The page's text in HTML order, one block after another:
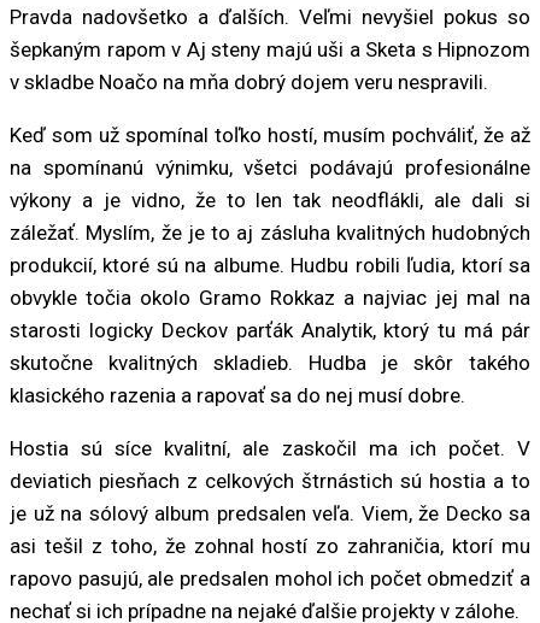
Pravda nadovšetko a ďalších. Veľmi nevyšiel pokus so
šepkaným rapom v Aj steny majú uši a Sketa s Hipnozom
v skladbe Noačo na mňa dobrý dojem veru nespravili.
Keď som už spomínal toľko hostí, musím pochváliť, že až
na spomínanú výnimku, všetci podávajú profesionálne
výkony a je vidno, že to len tak neodflákli, ale dali si
záležať. Myslím, že je to aj zásluha kvalitných hudobných
produkcií, ktoré sú na albume. Hudbu robili ľudia, ktorí sa
obvykle točia okolo Gramo Rokkaz a najviac jej mal na
starosti logicky Deckov parťák Analytik, ktorý tu má pár
skutočne kvalitných skladieb. Hudba je skôr takého
klasického razenia a rapovať sa do nej musí dobre.
Hostia sú síce kvalitní, ale zaskočil ma ich počet. V
deviatich piesňach z celkových štrnástich sú hostia a to
je už na sólový album predsalen veľa. Viem, že Decko sa
asi tešil z toho, že zohnal hostí zo zahraničia, ktorí mu
rapovo pasujú, ale predsalen mohol ich počet obmedziť a
nechať si ich prípadne na nejaké ďalšie projekty v zálohe.